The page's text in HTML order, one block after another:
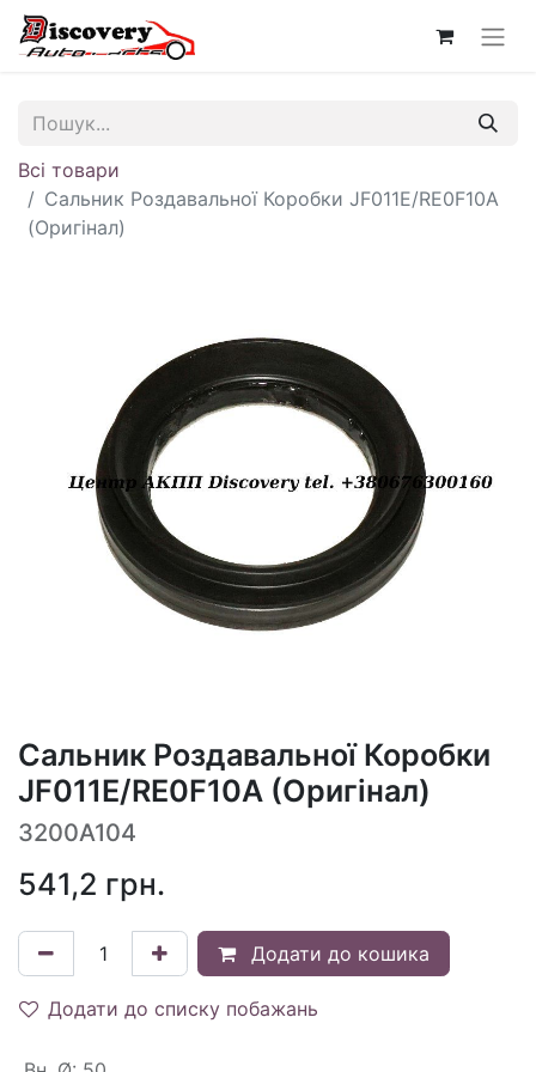
Всі товари
Сальник Роздавальної Коробки JF011E/RE0F10A
(Оригінал)
Сальник Роздавальної Коробки
JF011E/RE0F10A (Оригінал)
3200A104
541,2 грн.
Додати до кошика
Додати до списку побажань